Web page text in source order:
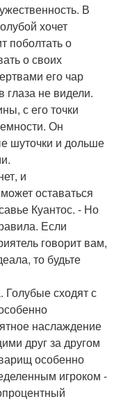
В
хочет
поболтать о
о своих
его чар
не видели.
с его точки
Он
шуточки и дольше
и
оставаться
Куантос. - Но
Если
говорит вам,
то будьте
Голубые сходят с
наслаждение
друг за другом
особенно
игроком -